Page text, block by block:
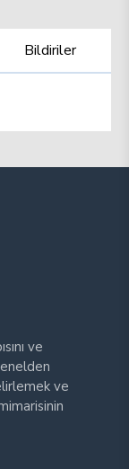
Bildiriler
ve
ve